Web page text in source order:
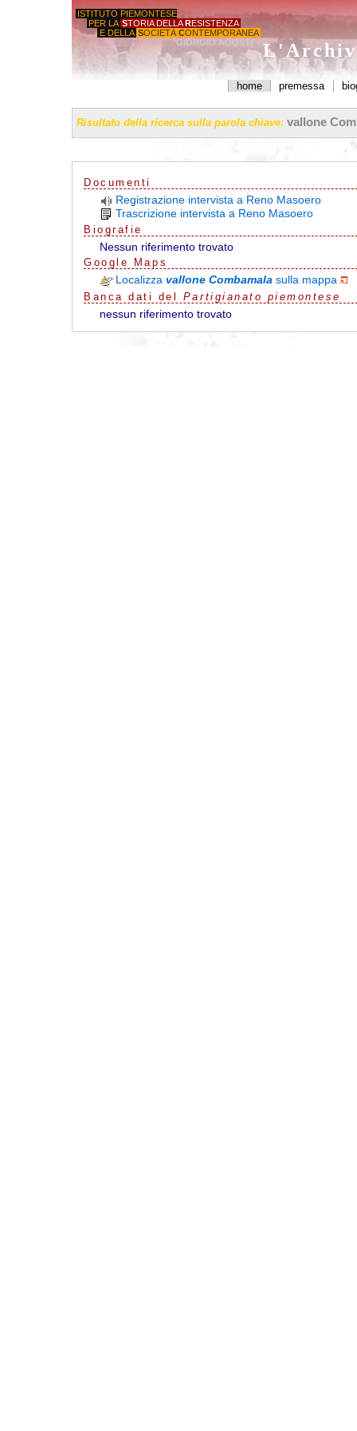
ISTITUTO PIEMONTESE
PER LA STORIA DELLA RESISTENZA
E DELLA SOCIETÀ CONTEMPORANEA
'GIORGIO AGOSTI'
home premessa
Risultato della ricerca sulla parola chiave: vallone
Documenti
Registrazione intervista a Reno Masoero
Trascrizione intervista a Reno Masoero
Biografie
Nessun riferimento trovato
G oo g e Maps
Localizzavallone Combamalasulla mappa
Banca dati del Partigianato piemontese
nessun riferimento trovato